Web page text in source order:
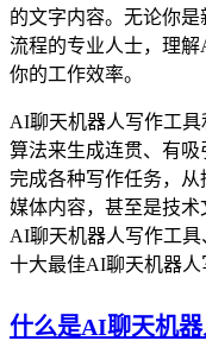
的文字内容。无论你
流程的专业人士，理
你的工作效率。
AI聊天机器人写作工
算法来生成连贯、有
完成各种写作任务，
媒体内容，甚至是技
AI聊天机器人写作工
十大最佳AI聊天机器人
什么是AI聊天机器